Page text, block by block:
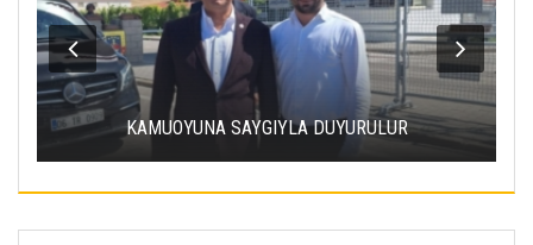
KAMUOYUNA SAYGIYLA DUYURULUR